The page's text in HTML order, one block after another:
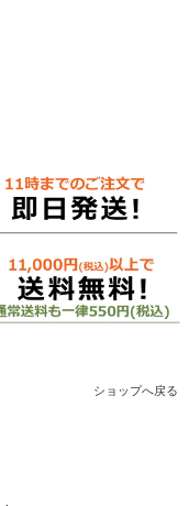
ショップへ戻る